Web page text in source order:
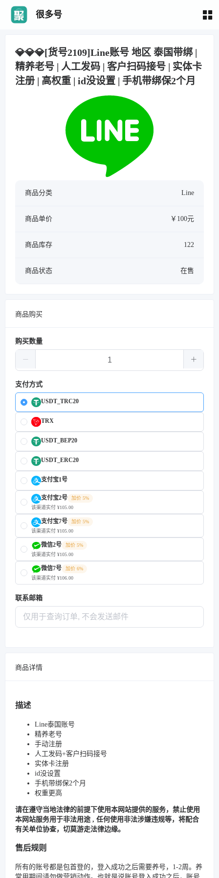
很多号
💎💎💎[货号2109]Line账号 地区 泰国带绑 |
精养老号 | 人工发码 | 客户扫码接号 | 实体卡
注册 | 高权重 | id没设置 | 手机带绑保2个月
商品分类 Line
商品单价 ￥100元
商品库存 122
商品状态 在售
商品购买
购买数量
支付方式
USDT_TRC20
TRX
USDT_BEP20
USDT_ERC20
支付宝1号
支付宝2号
加价 5%
该渠道实付 ¥105.00
支付宝7号
加价 5%
该渠道实付 ¥105.00
微信2号
加价 5%
该渠道实付 ¥105.00
微信7号
加价 6%
该渠道实付 ¥106.00
联系邮箱
商品详情
描述
Line泰国账号
精养老号
手动注册
人工发码+客户扫码接号
实体卡注册
id没设置
手机带绑保2个月
权重更高
请在遵守当地法律的前提下使用本网站提供的服务，禁止使用
本网站服务用于非法用途 , 任何使用非法涉嫌违规等，将配合
有关单位协查，切莫游走法律边缘。
售后规则
所有的账号都是包首登的，登入成功之后需要养号，1-2周。养
常用期间请勿做营销动作。也就是说账号登入成功之后，账号